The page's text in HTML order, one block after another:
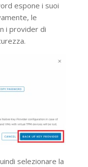
espone i suoi
le
i provider di
selezionare la